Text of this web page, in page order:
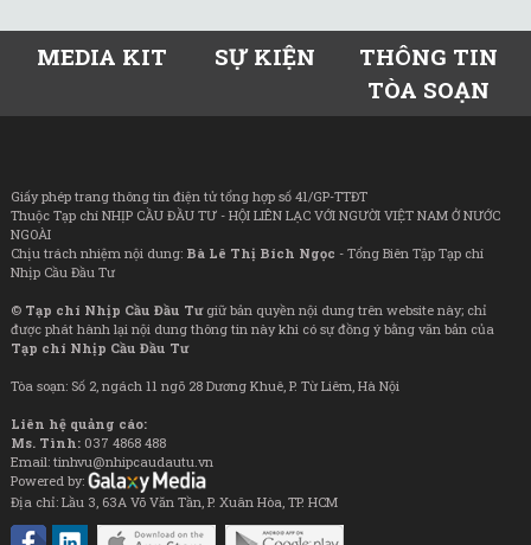
MEDIA KIT SỰ KIỆN
THÔNG TIN
TÒA SOẠN
Giấy phép trang thông tin điện tử tổng hợp số 41/GP-TTĐT
Thuộc Tạp chí NHỊP CẦU ĐẦU TƯ - HỘI LIÊN LẠC VỚI NGƯỜI VIỆT NAM Ở NƯỚC
NGOÀI
Chịu trách nhiệm nội dung: Bà Lê Thị Bích Ngọc - Tổng Biên Tập Tạp chí
Nhịp Cầu Đầu Tư
© Tạp chí Nhịp Cầu Đầu Tưgiữ bản quyền nội dung trên website này; chỉ
được phát hành lại nội dung thông tin này khi có sự đồng ý bằng văn bản của
Tạp chí Nhịp Cầu Đầu Tư
Tòa soạn: Số 2, ngách 11 ngõ 28 Dương Khuê, P. Từ Liêm, Hà Nội
Liên hệ quảng cáo:
Ms. Tình: 037 4868 488
Email: tinhvu@nhipcaudautu.vn
Powered by:
Địa chỉ: Lầu 3, 63A Võ Văn Tần, P. Xuân Hòa, TP. HCM